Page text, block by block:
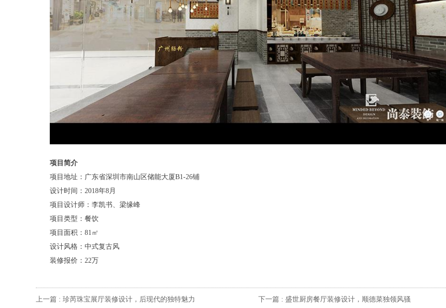
项目简介
项目地址：广东省深圳市南山区储能大厦B1-26铺
设计时间：2018年8月
项目设计师：李凯书、 梁缘峰
项目类型：餐饮
项目面积：81㎡
设计风格：中式复古风
装修报价：22万
上一篇 : 珍芮珠宝展厅装修设计，后现代的独特魅力 下一篇 :盛世厨房餐厅装修设计，顺德菜独领风骚